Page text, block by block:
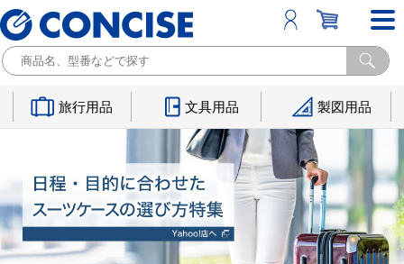
旅行用品 文具用品 製図用品